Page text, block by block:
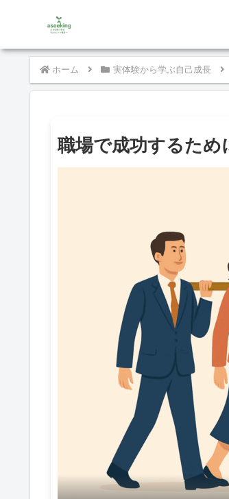
ホーム 実体験から学ぶ自己成長
職場で成功するため